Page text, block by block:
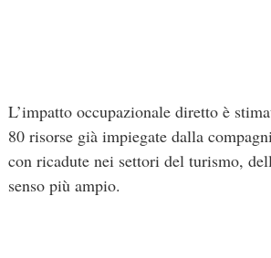
L’impatto occupazionale diretto è
80 risorse già impiegate dalla
con ricadute nei settori del turismo,
senso più ampio.